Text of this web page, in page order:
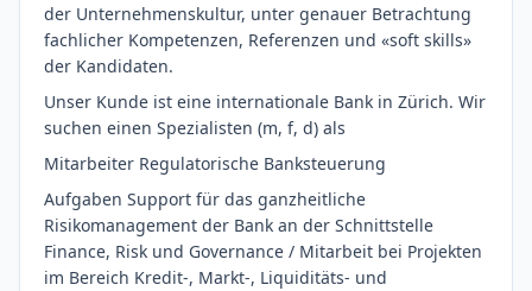
der Unternehmenskultur, unter genauer Betrachtung
fachlicher Kompetenzen, Referenzen und «soft skills»
der Kandidaten.
Unser Kunde ist eine internationale Bank in Zürich. Wir
suchen einen Spezialisten (m, f, d) als
Mitarbeiter Regulatorische Banksteuerung
Aufgaben Support für das ganzheitliche
Risikomanagement der Bank an der Schnittstelle
Finance, Risk und Governance / Mitarbeit bei Projekten
im Bereich Kredit-, Markt-, Liquiditäts- und